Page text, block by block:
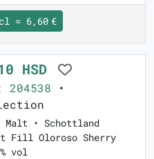
= 6,60 €
HSD
204538 •
Malt • Schottland
Fill Oloroso Sherry
vol